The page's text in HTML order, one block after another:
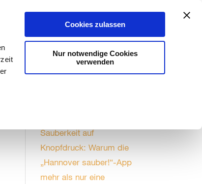
Cookies zulassen
Nur notwendige Cookies
verwenden
#kannweg Stadtreinigung
Sauberkeit auf
Knopfdruck: Warum die
„Hannover sauber!“-App
mehr als nur eine